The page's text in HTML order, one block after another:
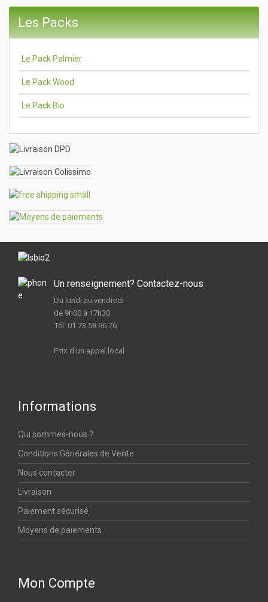
Les Packs
Le Pack Palmier
Le Pack Wood
Le Pack Bio
Un renseignement? Contactez-nous
Du lundi au vendredi
de 9h00 à 17h30
Tél: 01 73 58 96 76
Prix d'un appel local
Informations
Qui sommes-nous ?
Conditions Générales de Vente
Nous contacter
Livraison
Paiement sécurisé
Moyens de paiements
Mon Compte